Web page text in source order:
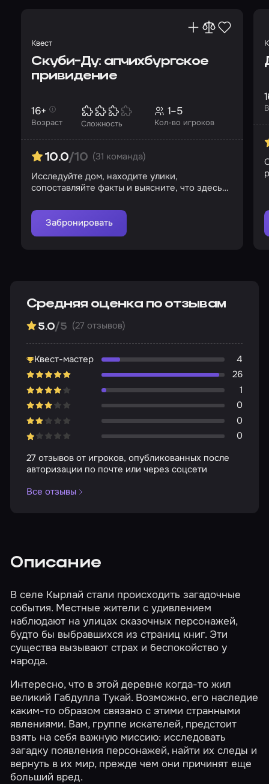
Квест
Скуби-Ду: апчихбургское
привидение
Возраст
16+
Сложность Кол-во игроков
1–5
10.0/10 (31 команда)
Исследуйте дом, находите улики,
сопоставляйте факты и выясните, что здесь
Забронировать
Средняя оценка по отзывам
5.0/5 (27 отзывов)
Квест-мастер
4
26
1
0
0
0
27 отзывов от игроков, опубликованных после
авторизации по почте или через соцсети
Все отзывы
Описание
В селе Кырлай стали происходить загадочные
события. Местные жители с удивлением
наблюдают на улицах сказочных персонажей,
будто бы выбравшихся из страниц книг. Эти
существа вызывают страх и беспокойство у
народа.
Интересно, что в этой деревне когда-то жил
великий Габдулла Тукай. Возможно, его наследие
каким-то образом связано с этими странными
явлениями. Вам, группе искателей, предстоит
взять на себя важную миссию: исследовать
загадку появления персонажей, найти их следы и
вернуть в их мир, прежде чем они причинят еще
больший вред.